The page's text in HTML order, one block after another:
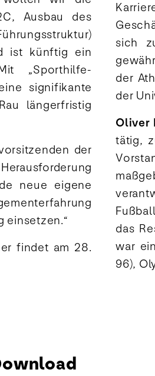
Ausbau des
ist künftig ein
„Sporthilfe-
signifikante
längerfristig
der
neue eigene
einsetzen.“
findet am 28.
sich
der
der
Oliver
tätig,
das
war
96),
Thomas